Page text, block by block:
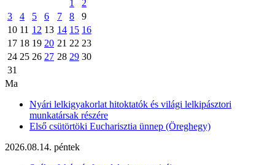
1
2
3
4 5 6 7 8
9
10 11 12 13 14 15 16
17 18 19 20 21 22 23
24 25 26 27 28 29 30
31
Ma
Nyári lelkigyakorlat hitoktatók és világi lelkipásztori
munkatársak részére
Első csütörtöki Eucharisztia ünnep (Öreghegy)
2026.08.14. péntek